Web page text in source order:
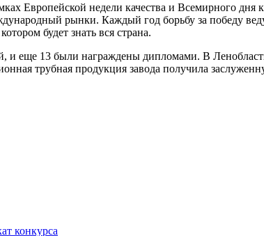
Европейской недели качества и Всемирного
рынки. Каждый год борьбу за победу
будет знать вся страна.
и еще 13 были награждены дипломами. В
трубная продукция завода получила